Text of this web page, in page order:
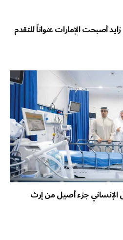
أصبحت الإمارات عنواناً للتقدم
الإنساني جزء أصيل من إرث